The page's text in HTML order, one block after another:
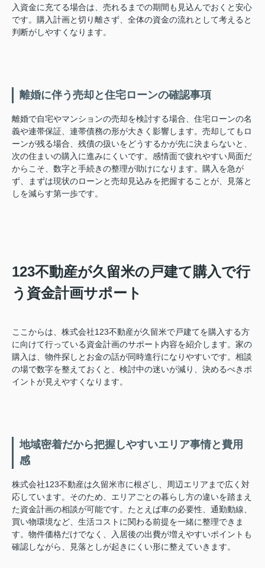
入資金に充てる場合は、売れるまでの期間も見込んでおくと安心
です。購入計画と切り離さず、全体の資金の流れとして考えると
判断がしやすくなります。
離婚に伴う売却と住宅ローンの確認事項
離婚で自宅やマンションの売却を検討する場合、住宅ローンの名
義や連帯保証、連帯債務の形が大きく影響します。売却してもロ
ーンが残る場合、残債の扱いをどうするかが先に決まらないと、
次の住まいの購入に進みにくいです。感情面で疲れやすい局面だ
からこそ、数字と手続きの整理が助けになります。購入を急が
ず、まずは現状のローンと売却見込みを把握することが、見落と
しを減らす第一歩です。
123不動産が久留米の戸建て購入で行
う資金計画サポート
ここからは、株式会社123不動産が久留米で戸建てを購入する方
に向けて行っている資金計画のサポート内容を紹介します。家の
購入は、物件探しとお金の話が同時進行になりやすいです。相談
の場で数字を整えておくと、検討中の迷いが減り、決めるべきポ
イントが見えやすくなります。
地域密着だから把握しやすいエリア事情と費用
感
株式会社123不動産は久留米市に根ざし、周辺エリアまで広く対
応しています。そのため、エリアごとの暮らし方の違いを踏まえ
た資金計画の相談が可能です。たとえば車の必要性、通勤動線、
買い物環境など、生活コストに関わる前提を一緒に整理できま
す。物件価格だけでなく、入居後の出費が増えやすいポイントも
確認しながら、見落としが起きにくい形に整えていきます。